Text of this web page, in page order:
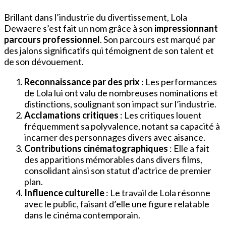
Brillant dans l’industrie du divertissement, Lola
Dewaere s’est fait un nom grâce à son impressionnant
parcours professionnel. Son parcours est marqué par
des jalons significatifs qui témoignent de son talent et
de son dévouement.
Reconnaissance par des prix: Les performances
de Lola lui ont valu de nombreuses nominations et
distinctions, soulignant son impact sur l’industrie.
Acclamations critiques : Les critiques louent
fréquemment sa polyvalence, notant sa capacité à
incarner des personnages divers avec aisance.
Contributions cinématographiques : Elle a fait
des apparitions mémorables dans divers films,
consolidant ainsi son statut d’actrice de premier
plan.
Influence culturelle: Le travail de Lola résonne
avec le public, faisant d’elle une figure relatable
dans le cinéma contemporain.